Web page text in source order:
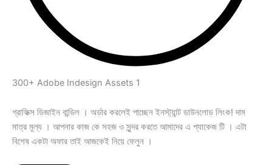
300+ Adobe Indesign Assets 1
গ্রাফিক্স ডিজাইন বান্ডিল । অর্ডার করলেই পাচ্ছেন ইনস্ট্যান্ট ডাউনলোড লিংক! দাম
মাত্র মূল্য । আপনার কাজ কে সহজ ও সুন্দর করতে আমাদের এ প্যাকেজ টি । এটা
বিশেষ একটা অফার তাই আজকেই নিয়ে ফেলুন ।